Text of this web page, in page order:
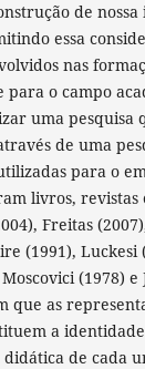
de
essa
nas
para o campo
uma pesquisa
de uma
para o
livros,
Freitas
(1991), Luckesi
(1978) e
que as
a
de cada